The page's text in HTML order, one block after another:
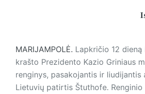
MARIJAMPOLĖ. Lapkričio 12
krašto Prezidento Kazio Griniaus
renginys, pasakojantis ir liudijantis
Lietuvių patirtis Štuthofe.